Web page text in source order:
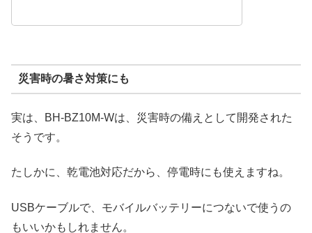
災害時の暑さ対策にも
実は、BH-BZ10M-Wは、災害時の備えとして開発された
そうです。
たしかに、乾電池対応だから、停電時にも使えますね。
USBケーブルで、モバイルバッテリーにつないで使うの
もいいかもしれません。